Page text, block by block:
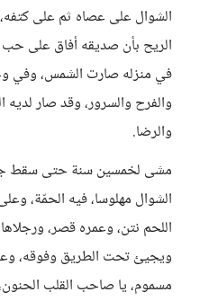
الشوال على عصاه ثم على
الريح بأن صديقه أفاق على
في منزله صارت الشمس، وفي
والفرح والسرور، وقد صار لديه
والرضا.
مشى لخمسين سنة حتى سقط
الشوال مهلوسا، فيه الحمّة،
اللحم نتن، وعمره قصر،
ويجيئ تحت الطريق وفوقه،
مسموم، يا صاحب القلب